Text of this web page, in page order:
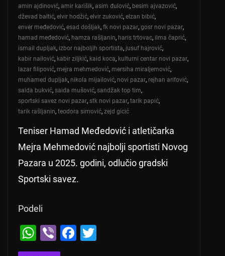
amin ajdinović, amir karišik, asim đulović, besim ajvazović,
dževad baltić, elvir hodžić, elvir zuković, elzan bibić,
enver međedović, esad došljak, fk novi pazar, gosr novi pazar,
hamad međedović, hamza rašljanin, haris trtovac, ilma čaprić,
ismail dupljak, izbor najboljih sportista, jusuf hajrović,
kabir nailović, kabir ziljkić, kaid koca, kulturni centar novi pazar,
lazar filipović, mejra mehmedović, mersiha miraljemović,
muhamed dupljak, nikola mijailović, novi pazar, rejhan arifović,
saida bukvić, saida mušović, sandžak top tim,
sportski savez novi pazar, stk novi pazar, tarik papić,
tarik rašljanin, teodora simović, zejd gicić
Teniser Hamad Međedović i atletičarka
Mejra Mehmedović najbolji sportisti Novog
Pazara u 2025. godini, odlučio gradski
Sportski savez.
Podeli
W
h
Vi
b
F